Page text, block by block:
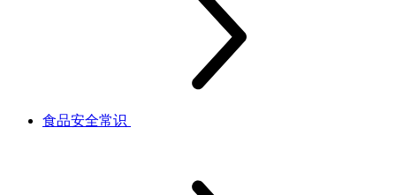
食品安全常识